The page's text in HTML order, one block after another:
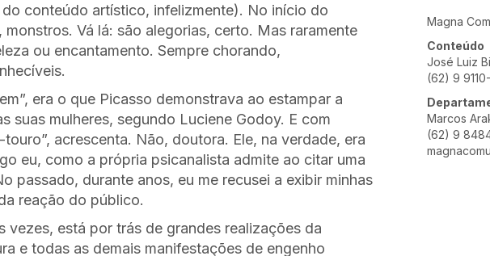
conteúdo artístico, infelizmente). No início do
Vá lá: são alegorias, certo. Mas raramente
ou encantamento. Sempre chorando,
era o que Picasso demonstrava ao estampar a
suas mulheres, segundo Luciene Godoy. E com
acrescenta. Não, doutora. Ele, na verdade, era
eu, como a própria psicanalista admite ao citar uma
passado, durante anos, eu me recusei a exibir minhas
reação do público.
vezes, está por trás de grandes realizações da
e todas as demais manifestações de engenho
Magna
Conteúdo
José Luiz
(62) 9
Marcos
(62) 9